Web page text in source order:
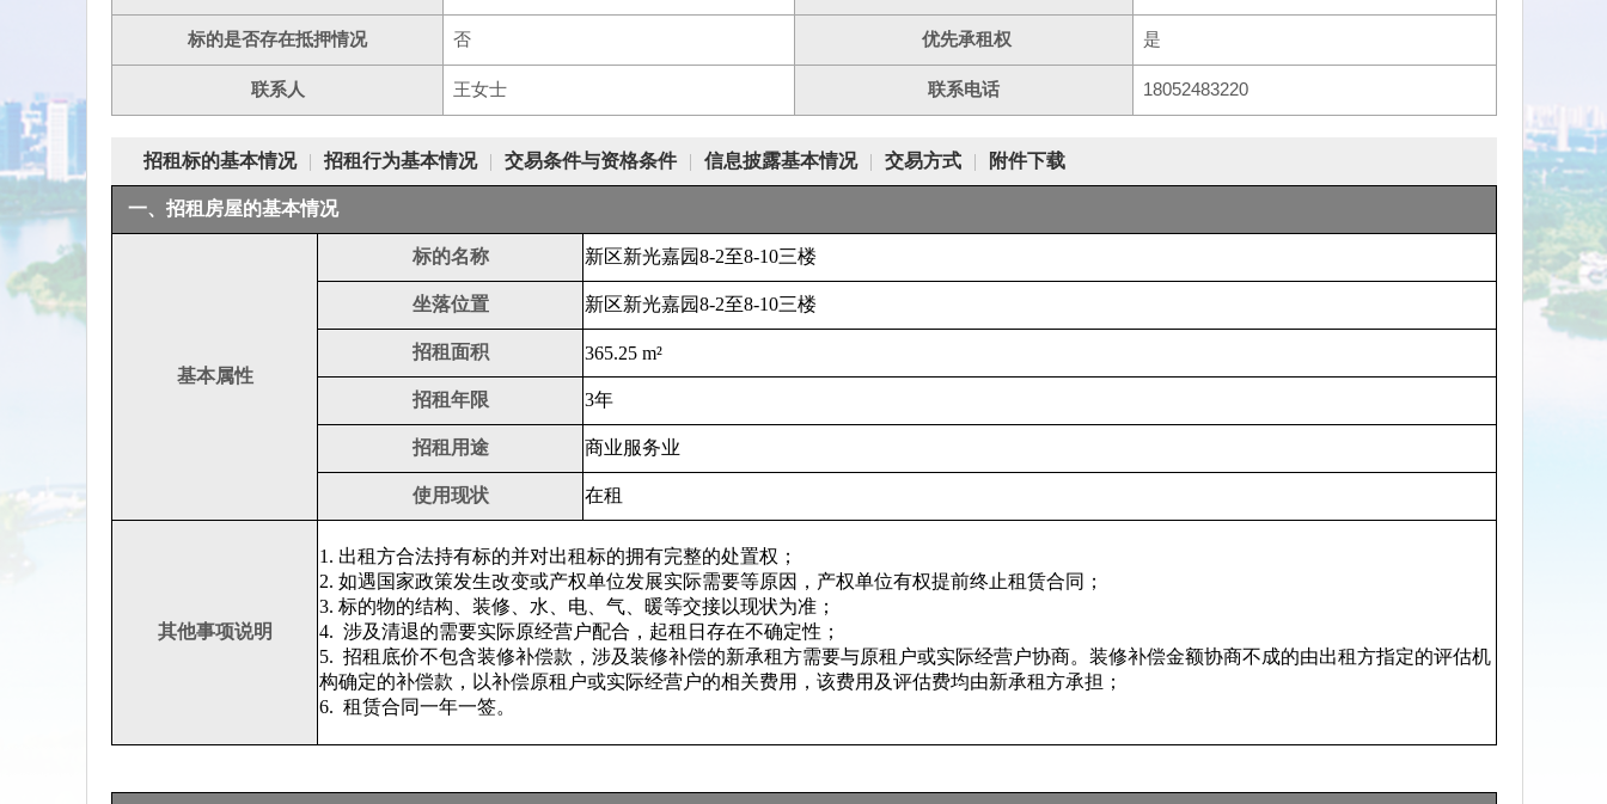
标的是否存在抵押情况 否 优先承租权 是
联系人 王女士 联系电话 18052483220
招租标的基本情况 | 招租行为基本情况 | 交易条件与资格条件 | 信息披露基本情况 | 交易方式 | 附件下载
一、招租房屋的基本情况
基本属性
标的名称 新区新光嘉园8-2至8-10三楼
坐落位置 新区新光嘉园8-2至8-10三楼
招租面积 365.25 m²
招租年限 3年
招租用途 商业服务业
使用现状 在租
其他事项说明
1. 出租方合法持有标的并对出租标的拥有完整的处置权；
2. 如遇国家政策发生改变或产权单位发展实际需要等原因，产权单位有权提前终止租赁合同；
3. 标的物的结构、装修、水、电、气、暖等交接以现状为准；
4. 涉及清退的需要实际原经营户配合，起租日存在不确定性；
5. 招租底价不包含装修补偿款，涉及装修补偿的新承租方需要与原租户或实际经营户协商。装修补偿金额协商不成的由出租方指定的评估机
构确定的补偿款，以补偿原租户或实际经营户的相关费用，该费用及评估费均由新承租方承担；
6. 租赁合同一年一签。